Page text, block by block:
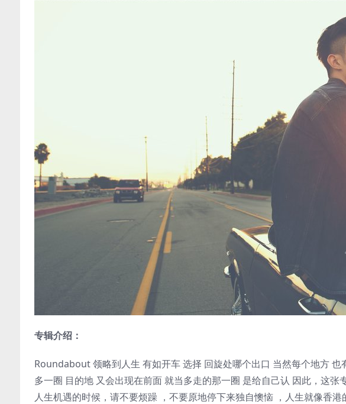
专辑介绍：
Roundabout 领略到人生 有如开车 选择 回旋处哪个出口 当然每个地方
多一圈 目的地 又会出现在前面 就当多走的那一圈 是给自己认 因此，这
人生机遇的时候，请不要烦躁 ，不要原地停下来独自懊恼 ，人生就像香